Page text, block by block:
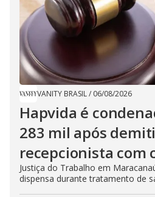
VANITY BRASIL/ 06/08/2026
Hapvida é
283 mil após
recepcionista com
Justiça do Trabalho em
dispensa durante tratamento de